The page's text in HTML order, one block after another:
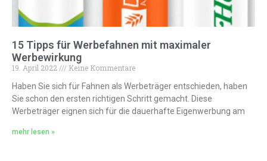
15 Tipps für Werbefahnen mit maximaler
Werbewirkung
19. April 2022
Keine Kommentare
Haben Sie sich für Fahnen als Werbeträger entschieden, haben
Sie schon den ersten richtigen Schritt gemacht. Diese
Werbeträger eignen sich für die dauerhafte Eigenwerbung am
mehr lesen »